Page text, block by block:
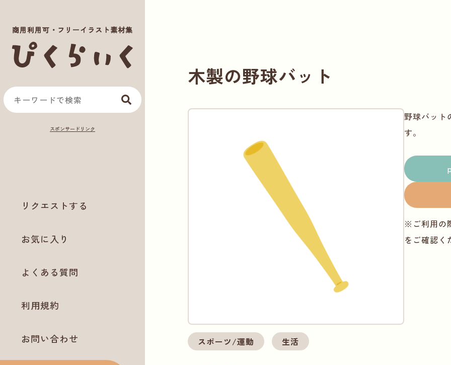
商用利用可・フリーイラスト素材集
リクエストする
お気に入り
よくある質問
利用規約
お問い合わせ
木製の野球バット
スポーツ/運動 生活
野球バット
す。
※ご利用の
をご確認く